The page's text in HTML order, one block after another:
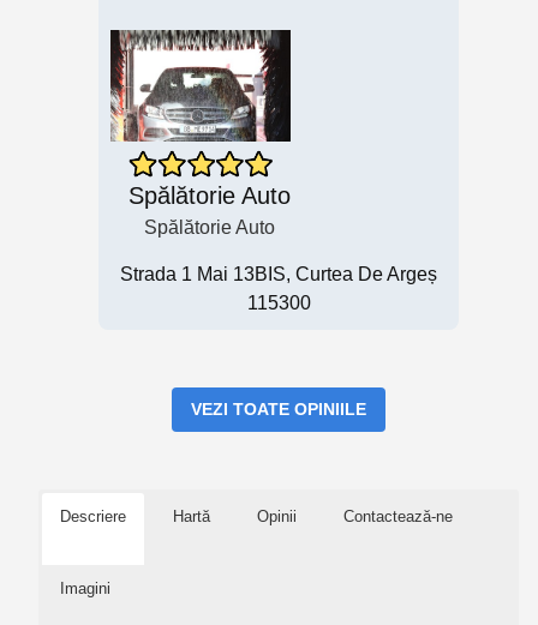
Spălătorie Auto
Spălătorie Auto
Strada 1 Mai 13BIS, Curtea De Argeș
115300
VEZI TOATE OPINIILE
Descriere Hartă Opinii Contactează-ne
Imagini